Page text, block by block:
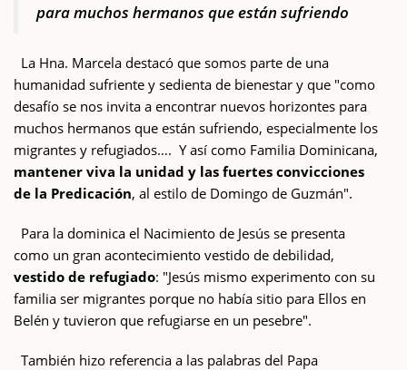
para muchos hermanos que están sufriendo
La Hna. Marcela destacó que somos parte de una
humanidad sufriente y sedienta de bienestar y que "como
desafío se nos invita a encontrar nuevos horizontes para
muchos hermanos que están sufriendo, especialmente los
migrantes y refugiados…. Y así como Familia Dominicana,
mantener viva la unidad y las fuertes convicciones
de la Predicación, al estilo de Domingo de Guzmán".
Para la dominica el Nacimiento de Jesús se presenta
como un gran acontecimiento vestido de debilidad,
vestido de refugiado: "Jesús mismo experimento con su
familia ser migrantes porque no había sitio para Ellos en
Belén y tuvieron que refugiarse en un pesebre".
También hizo referencia a las palabras del Papa